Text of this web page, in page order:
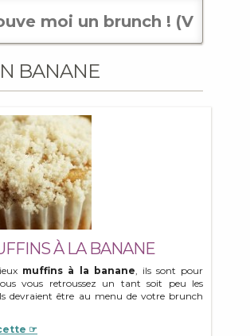
BANANE
À LA BANANE
muffins à la banane, ils sont pour
vous retroussez un tant soit peu les
devraient être au menu de votre brunch
☞